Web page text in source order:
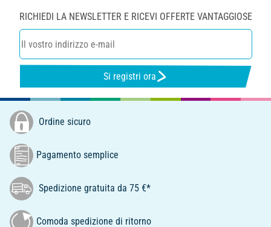
RICHIEDI LA NEWSLETTER E RICEVI OFFERTE VANTAGGIOSE
Si registri ora
Ordine sicuro
Pagamento semplice
Spedizione gratuita da 75 €*
Comoda spedizione di ritorno